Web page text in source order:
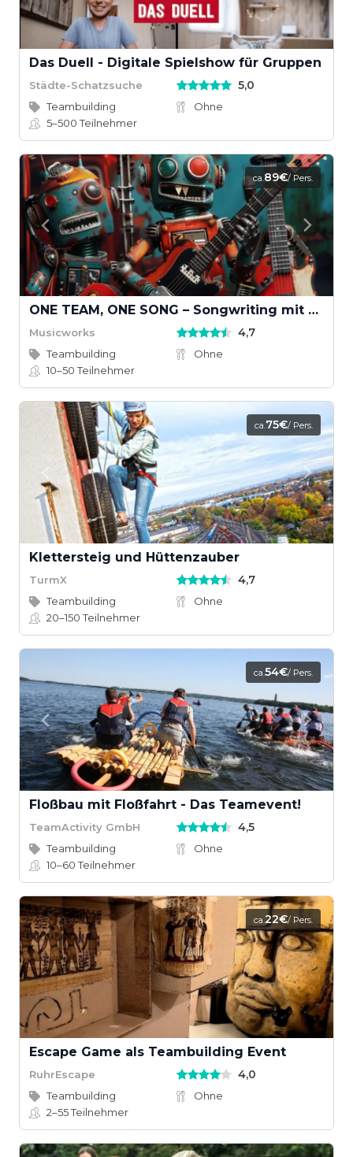
Das Duell - Digitale Spielshow für Gruppen
Städte-Schatzsuche 5,0
Teambuilding
Ohne
5–500Teilnehmer
ca.89€/ Pers.
ONE TEAM, ONE SONG – Songwriting mit KI und echten Instrumenten
Musicworks 4,7
Teambuilding
Ohne
10–50Teilnehmer
ca.75€/ Pers.
Klettersteig und Hüttenzauber
TurmX 4,7
Teambuilding
Ohne
20–150Teilnehmer
ca.54€/ Pers.
Floßbau mit Floßfahrt - Das Teamevent!
TeamActivity GmbH 4,5
Teambuilding
Ohne
10–60Teilnehmer
ca.22€/ Pers.
Escape Game als Teambuilding Event
RuhrEscape 4,0
Teambuilding
Ohne
2–55Teilnehmer